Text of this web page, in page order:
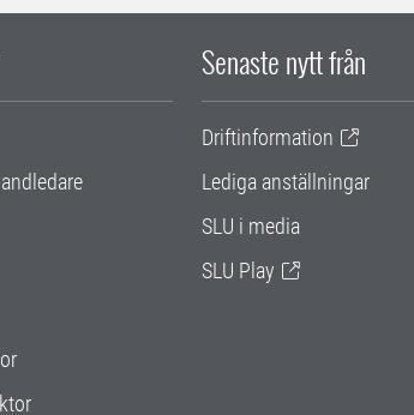
Senaste nytt från
Driftinformation
Lediga anställningar
SLU i media
SLU Play